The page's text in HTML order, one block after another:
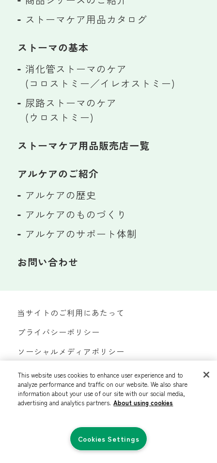
ストーマケア用品カタログ
ストーマの基本
消化管ストーマのケア
(コロストミー／イレオストミー)
尿路ストーマのケア
(ウロストミー)
ストーマケア用品販売店一覧
アルケアのご紹介
アルケアの歴史
アルケアのものづくり
アルケアのサポート体制
お問い合わせ
当サイトのご利用にあたって
プライバシーポリシー
ソーシャルメディアポリシー
サイトマップ
カスタマーハラスメントへの対応方針
©ALCARE Co., Ltd. All rights reserved.
This website uses cookies to enhance user experience and to
analyze performance and traffic on our website. We also share
information about your use of our site with our social media,
advertising and analytics partners. About using cookies
Cookies Settings